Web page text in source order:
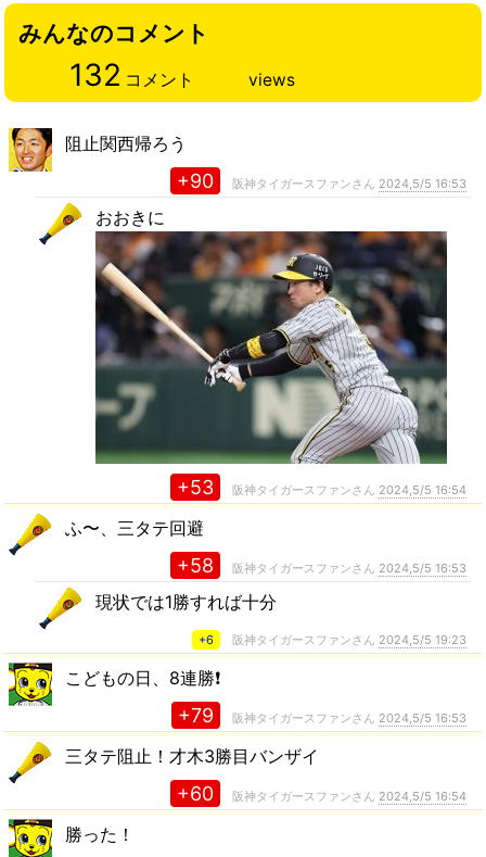
みんなのコメント
132 コメント views
阻止関西帰ろう
+90 阪神タイガースファンさん 2024,5/5 16:53
おおきに
+53 阪神タイガースファンさん 2024,5/5 16:54
ふ〜、三タテ回避
+58 阪神タイガースファンさん 2024,5/5 16:53
現状では1勝すれば十分
+6 阪神タイガースファンさん 2024,5/5 19:23
こどもの日、8連勝❗️
+79 阪神タイガースファンさん 2024,5/5 16:53
三タテ阻止！才木3勝目バンザイ
+60 阪神タイガースファンさん 2024,5/5 16:54
勝った！